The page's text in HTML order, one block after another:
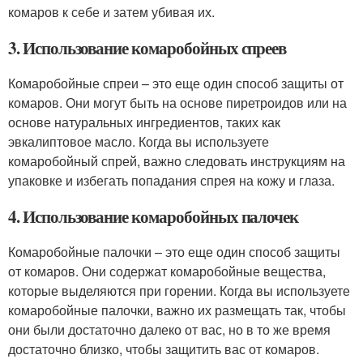
комаров к себе и затем убивая их.
3. Использование комаробойных спреев
Комаробойные спреи – это еще один способ защиты от
комаров. Они могут быть на основе пиретроидов или на
основе натуральных ингредиентов, таких как
эвкалиптовое масло. Когда вы используете
комаробойный спрей, важно следовать инструкциям на
упаковке и избегать попадания спрея на кожу и глаза.
4. Использование комаробойных палочек
Комаробойные палочки – это еще один способ защиты
от комаров. Они содержат комаробойные вещества,
которые выделяются при горении. Когда вы используете
комаробойные палочки, важно их размещать так, чтобы
они были достаточно далеко от вас, но в то же время
достаточно близко, чтобы защитить вас от комаров.